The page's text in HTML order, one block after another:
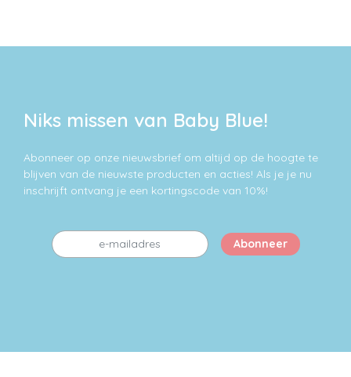
optie
op
de
Niks missen van Baby Blue!
Abonneer op onze nieuwsbrief om altijd op de hoogte te
blijven van de nieuwste producten en acties! Als je je nu
inschrijft ontvang je een kortingscode van 10%!